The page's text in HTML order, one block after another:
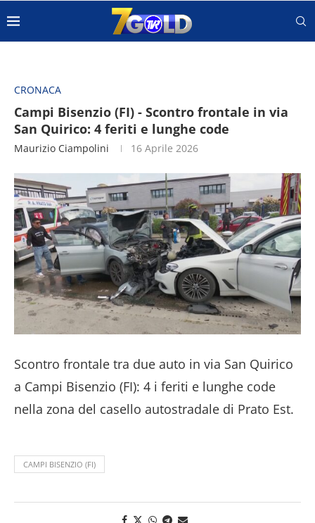
CRONACA
Campi Bisenzio (FI) - Scontro frontale in via
San Quirico: 4 feriti e lunghe code
Maurizio Ciampolini 16 Aprile 2026
Scontro frontale tra due auto in via San Quirico
a Campi Bisenzio (FI): 4 i feriti e lunghe code
nella zona del casello autostradale di Prato Est.
CAMPI BISENZIO (FI)